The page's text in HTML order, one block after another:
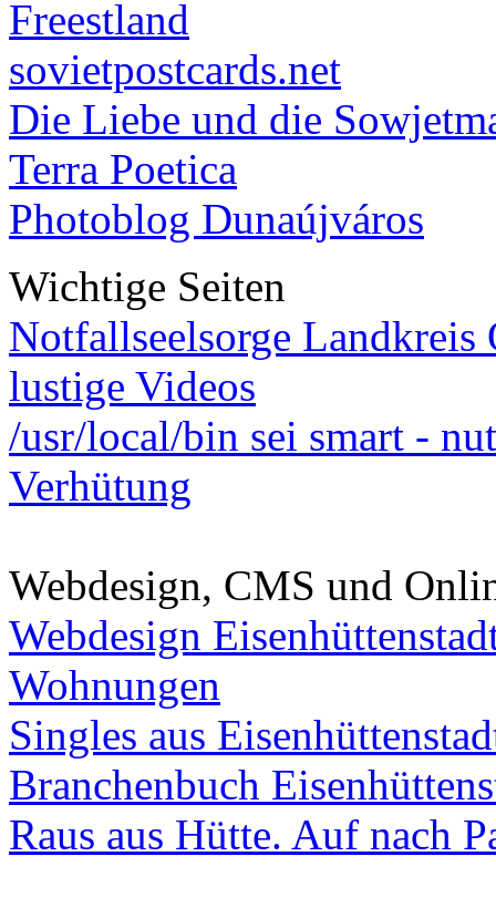
Freestland
sovietpostcards.net
Die Liebe und die
Terra Poetica
Photoblog Dunaújváros
Wichtige Seiten
Notfallseelsorge Landkreis
lustige Videos
/usr/local/bin sei smart -
Verhütung
Webdesign, CMS und
Webdesign
Wohnungen
Singles aus
Branchenbuch
Raus aus Hütte. Auf nach